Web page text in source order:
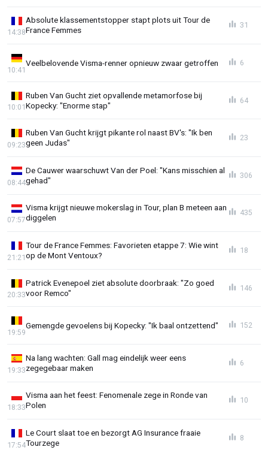
Absolute klassementstopper stapt plots uit Tour de
France Femmes
14:38
31
Veelbelovende Visma-renner opnieuw zwaar getroffen
10:41
6
Ruben Van Gucht ziet opvallende metamorfose bij
Kopecky: "Enorme stap"
10:01
64
Ruben Van Gucht krijgt pikante rol naast BV's: "Ik ben
geen Judas"
09:23
23
De Cauwer waarschuwt Van der Poel: "Kans misschien al
gehad"
08:44
306
Visma krijgt nieuwe mokerslag in Tour, plan B meteen aan
diggelen
07:57
435
Tour de France Femmes: Favorieten etappe 7: Wie wint
op de Mont Ventoux?
21:21
18
Patrick Evenepoel ziet absolute doorbraak: "Zo goed
voor Remco"
20:33
146
Gemengde gevoelens bij Kopecky: "Ik baal ontzettend"
19:59
152
Na lang wachten: Gall mag eindelijk weer eens
zegegebaar maken
19:33
6
Visma aan het feest: Fenomenale zege in Ronde van
Polen
18:33
10
Le Court slaat toe en bezorgt AG Insurance fraaie
Tourzege
17:54
8